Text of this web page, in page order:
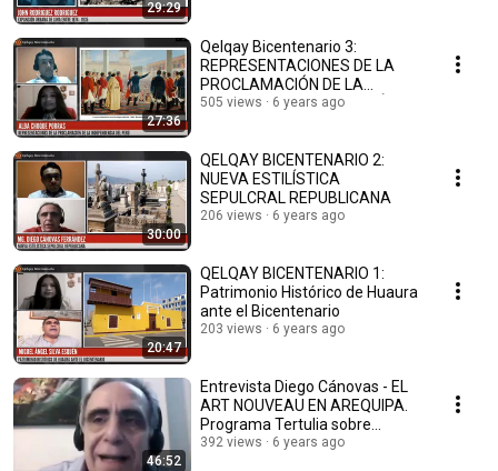
29:29
27:36
Qelqay Bicentenario 3:
REPRESENTACIONES DE LA
PROCLAMACIÓN DE LA
INDEPENDENCIA DEL PERÚ
505 views 6 years ago
30:00
QELQAY BICENTENARIO 2:
NUEVA ESTILÍSTICA
SEPULCRAL REPUBLICANA
206 views 6 years ago
20:47
QELQAY BICENTENARIO 1:
Patrimonio Histórico de Huaura
ante el Bicentenario
203 views 6 years ago
46:52
Entrevista Diego Cánovas - EL
ART NOUVEAU EN AREQUIPA.
Programa Tertulia sobre
Patrimonio
392 views 6 years ago